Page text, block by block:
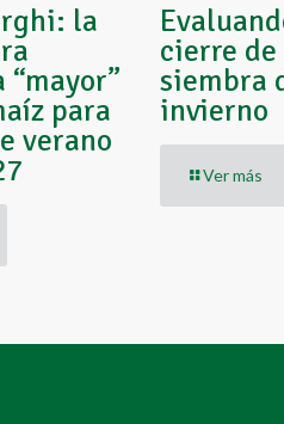
la
“mayor”
para
verano
cierre de
siembra
invierno
Ver más